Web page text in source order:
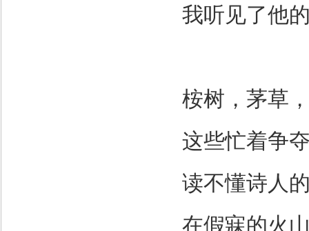
我听见了他
桉树，茅草
这些忙着争
读不懂诗人
在假寐的火